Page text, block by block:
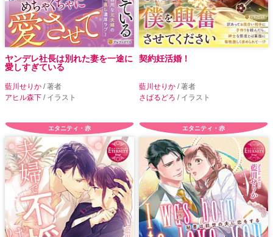
ヤンデレ社長は別れた妻を一途に
愛しすぎている
藍川せりか / 著者
アヒル森下 / イラスト
契約妊活婚！
藍川せりか / 著者
さばるどろ / イラスト
エタニティ・赤 エタニティ・赤